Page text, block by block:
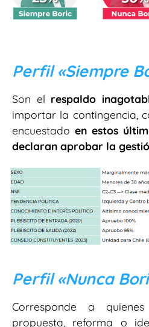
Perfil «Siempre
Son el respaldo
importar la contingencia,
encuestado en estos
declaran aprobar la
Perfil «Nunca
Corresponde a
propuesta, reforma o